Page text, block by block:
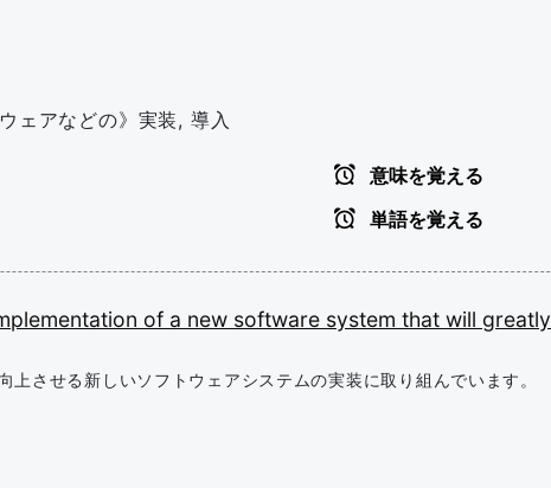
ェアなどの》実装, 導入
意味を覚える
単語を覚える
of a new software system that will greatly
上させる新しいソフトウェアシステムの実装に取り組んでいます。